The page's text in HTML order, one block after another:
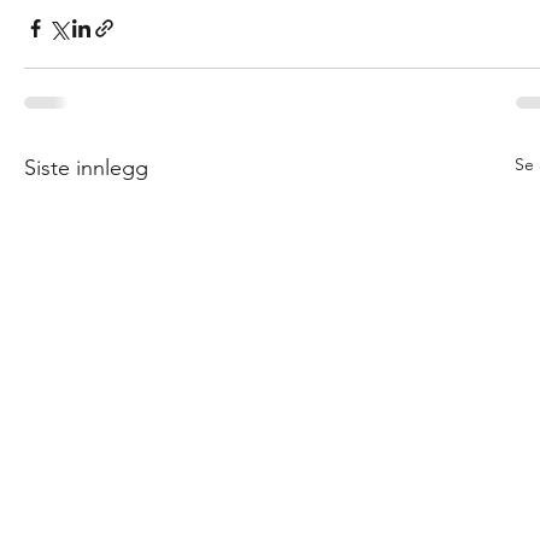
Siste innlegg Se